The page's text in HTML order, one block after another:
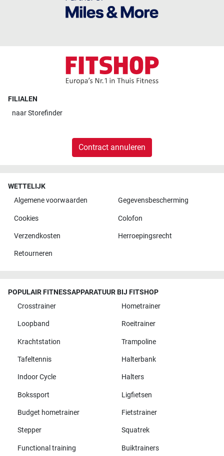
FILIALEN
naarStorefinder
Contract annuleren
WETTELIJK
Algemene voorwaarden
Gegevensbescherming
Cookies Colofon
Verzendkosten Herroepingsrecht
Retourneren
POPULAIR FITNESSAPPARATUUR BIJ FITSHOP
Crosstrainer
Hometrainer
Loopband Roeitrainer
Krachtstation Trampoline
Tafeltennis Halterbank
Indoor Cycle Halters
Bokssport Ligfietsen
Budget hometrainer Fietstrainer
Stepper Squatrek
Functional training Buiktrainers